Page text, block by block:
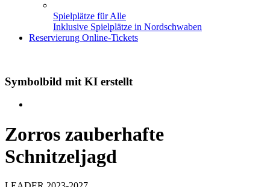
Spielplätze für Alle
Inklusive Spielplätze in Nordschwaben
Reservierung Online-Tickets
Symbolbild mit KI erstellt
Zorros zauberhafte
Schnitzeljagd